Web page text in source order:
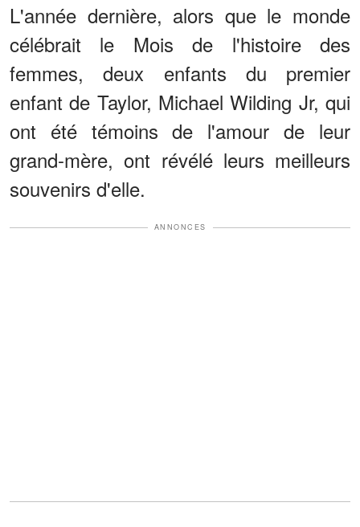
L'année dernière, alors que le monde
célébrait le Mois de l'histoire des
femmes, deux enfants du premier
enfant de Taylor, Michael Wilding Jr, qui
ont été témoins de l'amour de leur
grand-mère, ont révélé leurs meilleurs
souvenirs d'elle.
ANNONCES